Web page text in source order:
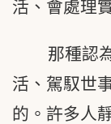
活、會處理
那種認
活、駕馭世
的。許多人